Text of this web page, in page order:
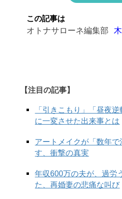
「担当」の意味
この記事は
オトナサローネ編集部
【注目の記事】
「引きこもり」「昼夜
に一変させた出来事とは
アートメイクが「数年
す、衝撃の真実
年収600万の夫が、過労
た、再婚妻の悲痛な叫び